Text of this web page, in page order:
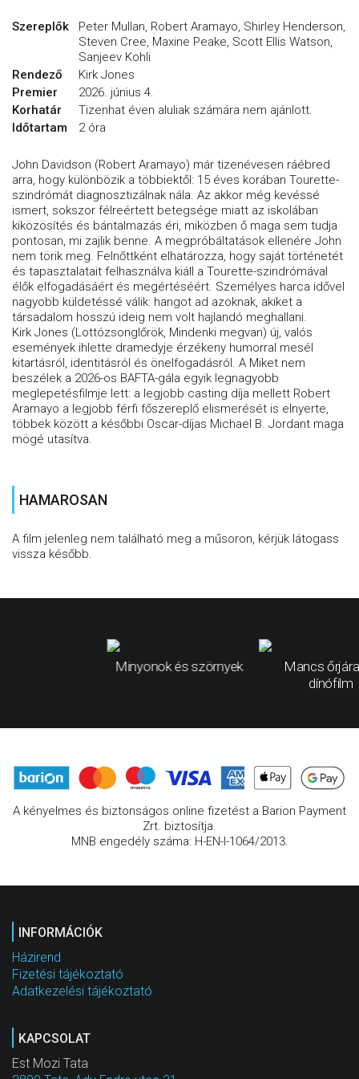
Szereplők
Peter Mullan, Robert Aramayo, Shirley Henderson,
Steven Cree, Maxine Peake, Scott Ellis Watson,
Sanjeev Kohli
Rendező
Kirk Jones
Premier
2026. június 4.
Korhatár
Tizenhat éven aluliak számára nem ajánlott.
Időtartam
2 óra
John Davidson (Robert Aramayo) már tizenévesen ráébred
arra, hogy különbözik a többiektől: 15 éves korában Tourette-
szindrómát diagnosztizálnak nála. Az akkor még kevéssé
ismert, sokszor félreértett betegsége miatt az iskolában
kiközösítés és bántalmazás éri, miközben ő maga sem tudja
pontosan, mi zajlik benne. A megpróbáltatások ellenére John
nem törik meg. Felnőttként elhatározza, hogy saját történetét
és tapasztalatait felhasználva kiáll a Tourette-szindrómával
élők elfogadásáért és megértéséért. Személyes harca idővel
nagyobb küldetéssé válik: hangot ad azoknak, akiket a
társadalom hosszú ideig nem volt hajlandó meghallani.
Kirk Jones (Lottózsonglőrök, Mindenki megvan) új, valós
események ihlette dramedyje érzékeny humorral mesél
kitartásról, identitásról és önelfogadásról. A Miket nem
beszélek a 2026-os BAFTA-gála egyik legnagyobb
meglepetésfilmje lett: a legjobb casting díja mellett Robert
Aramayo a legjobb férfi főszereplő elismerését is elnyerte,
többek között a későbbi Oscar-díjas Michael B. Jordant maga
mögé utasítva.
HAMAROSAN
A film jelenleg nem található meg a műsoron, kérjük látogass
vissza később.
Minyonok és szörnyek
Mancs
dínófilm
A kényelmes és biztonságos online fizetést a Barion Payment
Zrt. biztosítja.
MNB engedély száma: H-EN-I-1064/2013.
INFORMÁCIÓK
Házirend
Fizetési tájékoztató
Adatkezelési tájékoztató
KAPCSOLAT
Est Mozi Tata